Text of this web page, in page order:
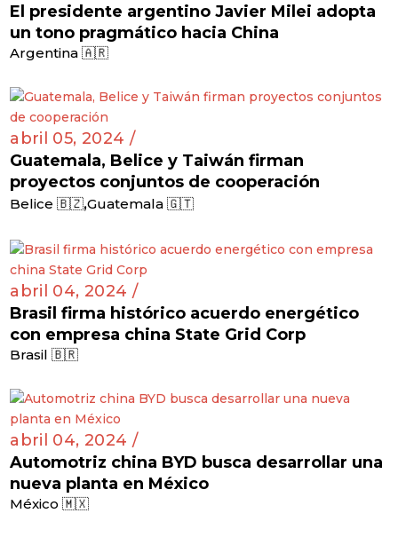
El presidente argentino Javier Milei adopta
un tono pragmático hacia China
Argentina 🇦🇷
abril 05, 2024 /
Guatemala, Belice y Taiwán firman
proyectos conjuntos de cooperación
Belice 🇧🇿,Guatemala 🇬🇹
abril 04, 2024 /
Brasil firma histórico acuerdo energético
con empresa china State Grid Corp
Brasil 🇧🇷
abril 04, 2024 /
Automotriz china BYD busca desarrollar una
nueva planta en México
México 🇲🇽